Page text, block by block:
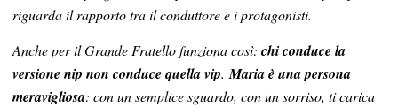
riguarda il rapporto tra il conduttore e i protagonisti.
Anche per il Grande Fratello funziona così: chi conduce la
versione nip non conduce quella vip. Maria è una persona
meravigliosa: con un semplice sguardo, con un sorriso, ti carica